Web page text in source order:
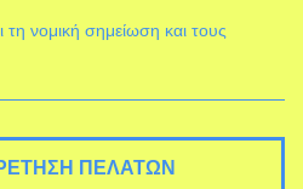
νομική σημείωση και τους
ΠΕΛΑΤΏΝ